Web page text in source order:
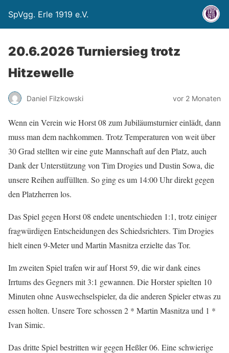
SpVgg. Erle 1919 e.V.
20.6.2026 Turniersieg trotz
Hitzewelle
Daniel Filzkowski vor 2 Monaten
Wenn ein Verein wie Horst 08 zum Jubiläumsturnier einlädt, dann
muss man dem nachkommen. Trotz Temperaturen von weit über
30 Grad stellten wir eine gute Mannschaft auf den Platz, auch
Dank der Unterstützung von Tim Drogies und Dustin Sowa, die
unsere Reihen auffüllten. So ging es um 14:00 Uhr direkt gegen
den Platzherren los.
Das Spiel gegen Horst 08 endete unentschieden 1:1, trotz einiger
fragwürdigen Entscheidungen des Schiedsrichters. Tim Drogies
hielt einen 9-Meter und Martin Masnitza erzielte das Tor.
Im zweiten Spiel trafen wir auf Horst 59, die wir dank eines
Irrtums des Gegners mit 3:1 gewannen. Die Horster spielten 10
Minuten ohne Auswechselspieler, da die anderen Spieler etwas zu
essen holten. Unsere Tore schossen 2 * Martin Masnitza und 1 *
Ivan Simic.
Das dritte Spiel bestritten wir gegen Heßler 06. Eine schwierige